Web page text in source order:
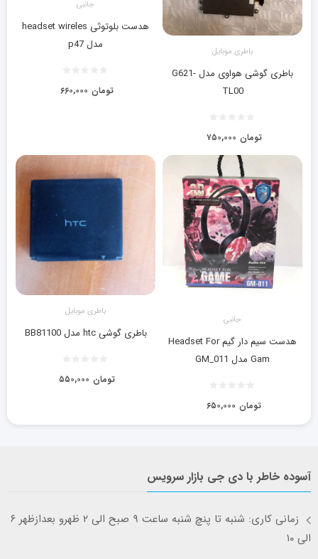
باطری موبایل
باطری گوشی هواوی مدل G621-
TL00
۷۵۰,۰۰۰ تومان
جانبی
هدست بلوتوثی headset wireles
مدل p47
۶۶۰,۰۰۰ تومان
جانبی
هدست سیم دار گیم Headset For
Gam مدل GM_011
۶۵۰,۰۰۰ تومان
باطری موبایل
باطری گوشی htc مدل BB81100
۵۵۰,۰۰۰ تومان
آسوده خاطر با دی جی بازار سرویس
زمانی کاری: شنبه تا پنچ شنبه ساعت ۹ صبح الی ۲ ظهرو بعدازظهر ۶
الی ۱۰